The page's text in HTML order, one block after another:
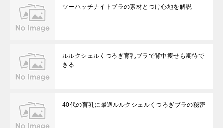
ツーハッチナイトブラの素材とつけ心地を解説
ルルクシェルくつろぎ育乳ブラで背中痩せも期待で
きる
40代の育乳に最適ルルクシェルくつろぎブラの秘密